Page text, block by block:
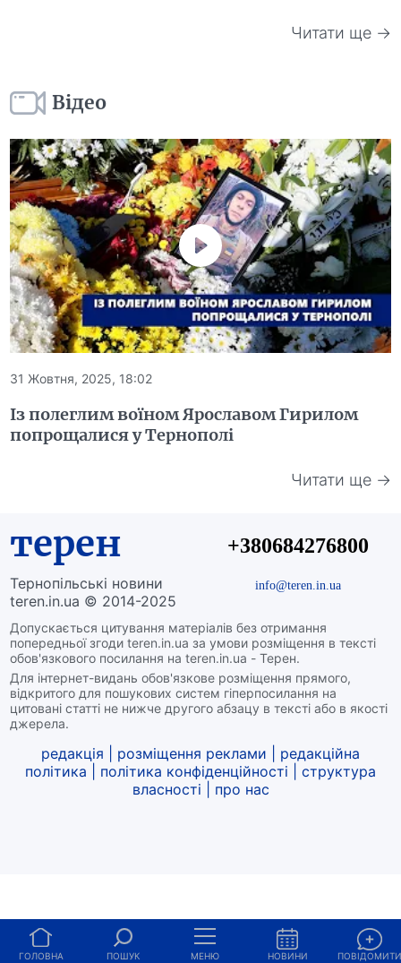
Читати ще →
Відео
31 Жовтня, 2025, 18:02
Із полеглим воїном Ярославом Гирилом
попрощалися у Тернополі
Читати ще →
терен
Тернопільські новини
teren.in.ua © 2014-2025
Допускається цитування матеріалів без отримання
попередньої згоди teren.in.ua за умови розміщення в тексті
обов'язкового посилання на teren.in.ua - Терен.
Для інтернет-видань обов'язкове розміщення прямого,
відкритого для пошукових систем гіперпосилання на
цитовані статті не нижче другого абзацу в тексті або в якості
джерела.
+380684276800
info@teren.in.ua
редакція розміщення реклами
редакційна
політика
політика конфіденційності
структура
власності
про нас
ГОЛОВНА ПОШУК МЕНЮ НОВИНИ